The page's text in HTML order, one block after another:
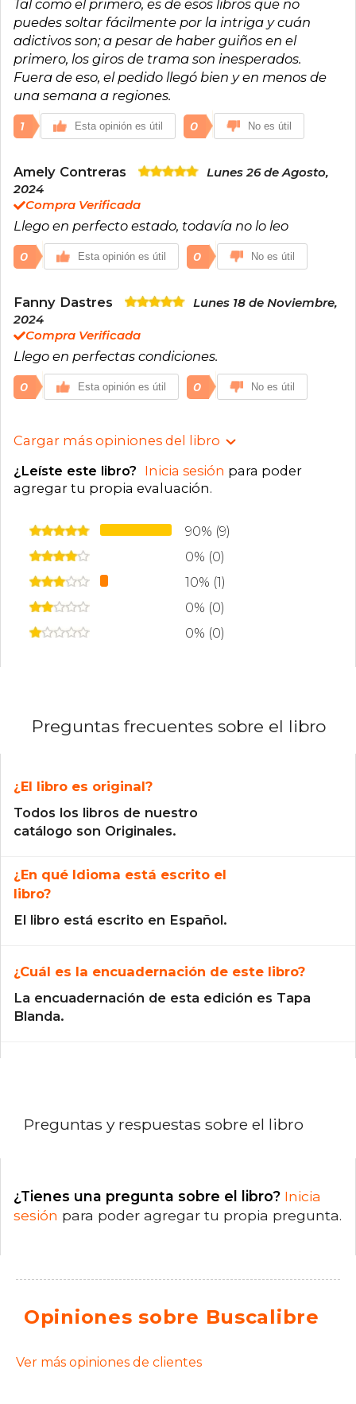
Tal como el primero, es de esos libros que no
puedes soltar fácilmente por la intriga y cuán
adictivos son; a pesar de haber guiños en el
primero, los giros de trama son inesperados.
Fuera de eso, el pedido llegó bien y en menos de
una semana a regiones.
1 Esta opinión es útil 0 No es útil
Amely Contreras
Lunes 26 de Agosto,
2024
Compra Verificada
Llego en perfecto estado, todavía no lo leo
0 Esta opinión es útil 0 No es útil
Fanny Dastres
Lunes 18 de Noviembre,
2024
Compra Verificada
Llego en perfectas condiciones.
0 Esta opinión es útil 0 No es útil
Cargar más opiniones del libro
¿Leíste este libro? Inicia sesión para poder
agregar tu propia evaluación.
90% (9)
0% (0)
10% (1)
0% (0)
0% (0)
Preguntas frecuentes sobre el libro
¿El libro es original?
Todos los libros de nuestro
catálogo son Originales.
¿En qué Idioma está escrito el
libro?
El libro está escrito en Español.
¿Cuál es la encuadernación de este libro?
La encuadernación de esta edición es Tapa
Blanda.
Preguntas y respuestas sobre el libro
¿Tienes una pregunta sobre el libro? Inicia
sesión para poder agregar tu propia pregunta.
Opiniones sobre Buscalibre
Ver más opiniones de clientes